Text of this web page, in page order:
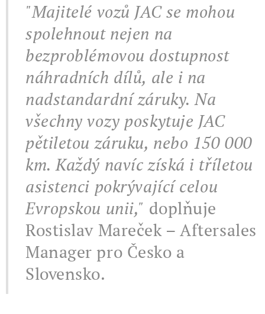
"Majitelé vozů JAC se mohou
spolehnout nejen na
bezproblémovou dostupnost
náhradních dílů, ale i na
nadstandardní záruky. Na
všechny vozy poskytuje JAC
pětiletou záruku, nebo 150 000
km. Každý navíc získá i tříletou
asistenci pokrývající celou
Evropskou unii," doplňuje
Rostislav Mareček – Aftersales
Manager pro Česko a
Slovensko.